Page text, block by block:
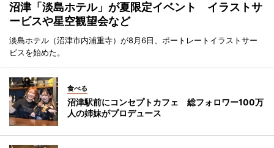
沼津「淡島ホテル」が夏限定イベント イラストサ
ービスや星空観望会など
淡島ホテル（沼津市内浦重寺）が8月6日、ポートレートイラストサー
ビスを始めた。
食べる
沼津駅前にコンセプトカフェ 総フォロワー100万
人の姉妹がプロデュース